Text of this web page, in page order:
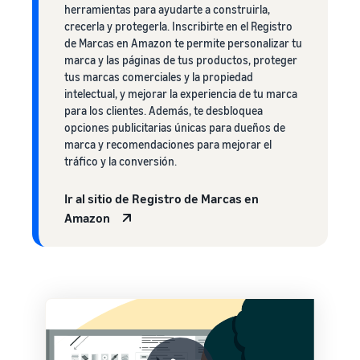
herramientas para ayudarte a construirla,
crecerla y protegerla. Inscribirte en el Registro
de Marcas en Amazon te permite personalizar tu
marca y las páginas de tus productos, proteger
tus marcas comerciales y la propiedad
intelectual, y mejorar la experiencia de tu marca
para los clientes. Además, te desbloquea
opciones publicitarias únicas para dueños de
marca y recomendaciones para mejorar el
tráfico y la conversión.
Ir al sitio de Registro de Marcas en
Amazon